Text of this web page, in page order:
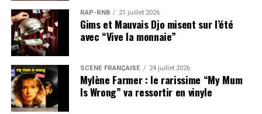
RAP-RNB 21 juillet 2026
Gims et Mauvais Djo misent sur l’été
avec “Vive la monnaie”
SCÈNE FRANÇAISE 24 juillet 2026
Mylène Farmer : le rarissime “My Mum
Is Wrong” va ressortir en vinyle